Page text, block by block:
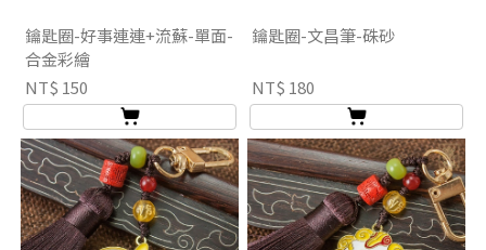
鑰匙圈-好事連連+流蘇-單面-
合金彩繪
NT$ 150
鑰匙圈-文昌筆-硃砂
NT$ 180